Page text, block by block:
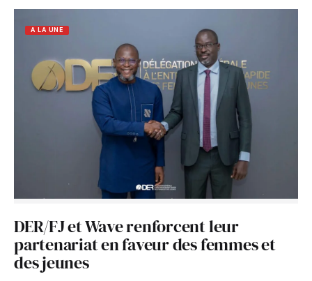
A LA UNE
DER/FJ et Wave renforcent leur
partenariat en faveur des femmes et
des jeunes